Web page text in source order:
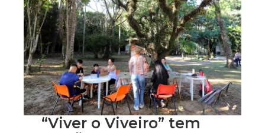
“Viver o Viveiro” tem